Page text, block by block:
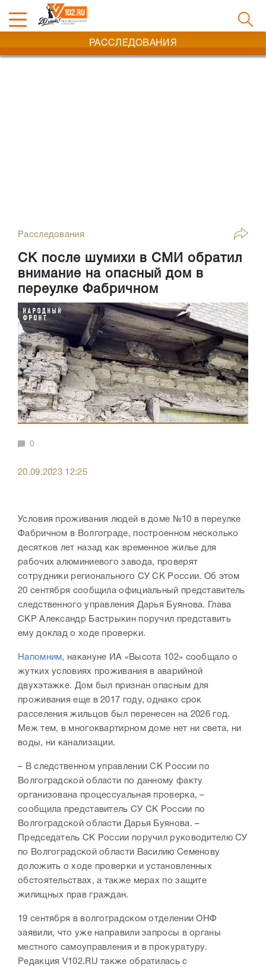
РАССЛЕДОВАНИЯ
Расследования
СК после шумихи в СМИ обратил
внимание на опасный дом в
переулке Фабричном
0
20.09.2023 12:25
Условия проживания людей в доме №10 в переулке
Фабричном в Волгограде, построенном несколько
десятков лет назад как временное жилье для
рабочих алюминиевого завода, проверят
сотрудники регионального СУ СК России. Об этом
20 сентября сообщила официальный представитель
следственного управления Дарья Буянова. Глава
СКР Александр Бастрыкин поручил представить
ему доклад о ходе проверки.
Напомним, накануне ИА «Высота 102» сообщало о
жутких условиях проживания в аварийной
двухэтажке. Дом был признан опасным для
проживания еще в 2017 году, однако срок
расселения жильцов был перенесен на 2026 год.
Меж тем, в многоквартирном доме нет ни света, ни
воды, ни канализации.
– В следственном управлении СК России по
Волгоградской области по данному факту
организована процессуальная проверка, –
сообщила представитель СУ СК России по
Волгоградской области Дарья Буянова. –
Председатель СК России поручил руководителю СУ
по Волгоградской области Василию Семенову
доложить о ходе проверки и установленных
обстоятельствах, а также мерах по защите
жилищных прав граждан.
19 сентября в волгоградском отделении ОНФ
заявили, что уже направили запросы в органы
местного самоуправления и в прокуратуру.
Редакция V102.RU также обратилась с